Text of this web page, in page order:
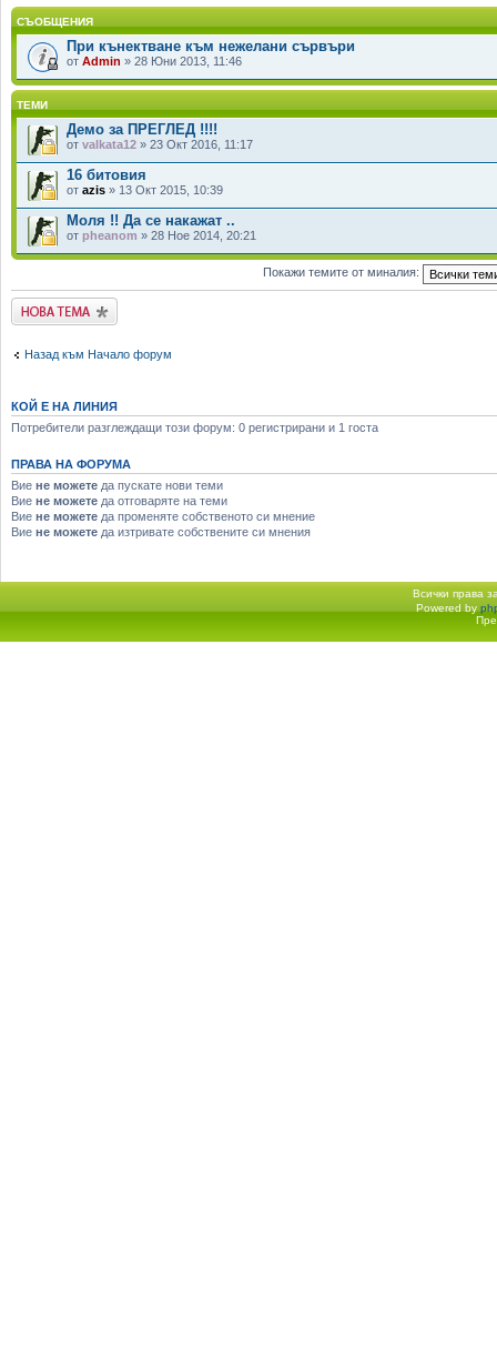
СЪОБЩЕНИЯ
При кънектване към нежелани сървъри
от Admin » 28 Юни 2013, 11:46
ТЕМИ
Демо за ПРЕГЛЕД !!!!
от valkata12 » 23 Окт 2016, 11:17
16 битовия
от azis » 13 Окт 2015, 10:39
Моля !! Да се накажат ..
от pheanom » 28 Ное 2014, 20:21
Покажи темите от миналия:
Публикувай нова
тема
Назад към Начало форум
КОЙ Е НА ЛИНИЯ
Потребители разглеждащи този форум: 0 регистрирани и 1 госта
ПРАВА НА ФОРУМА
Вие не можете да пускате нови теми
Вие не можете да отговаряте на теми
Вие не можете да променяте собственото си мнение
Вие не можете да изтривате собствените си мнения
Всички права
Начало форум Powered by